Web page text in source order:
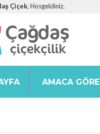
Çiçek, Hosgeldiniz.
AMACA GÖRE